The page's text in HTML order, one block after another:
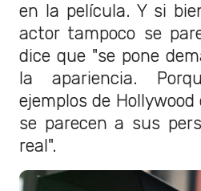
en la película. Y si
actor tampoco se
dice que "se pone
la apariencia.
ejemplos de
se parecen a sus
real".